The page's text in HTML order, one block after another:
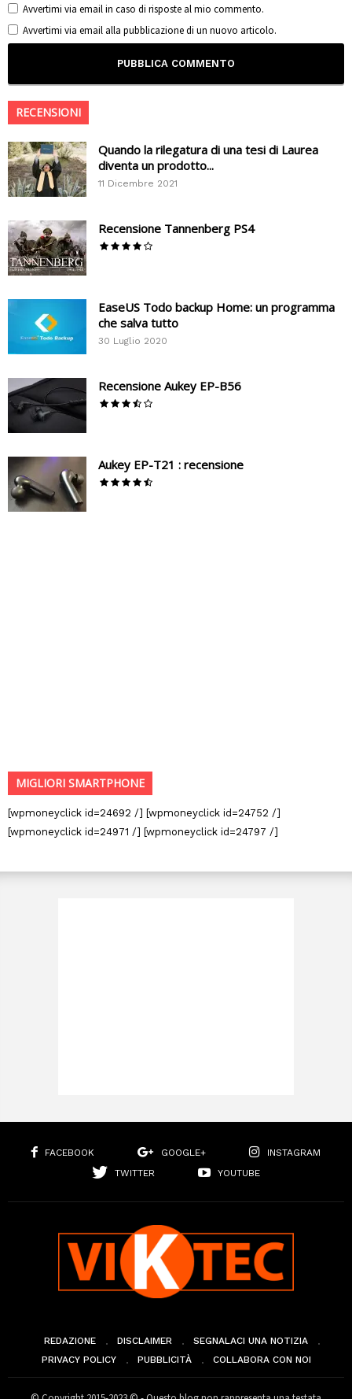
Avvertimi via email in caso di risposte al mio commento.
Avvertimi via email alla pubblicazione di un nuovo articolo.
RECENSIONI
Quando la rilegatura di una tesi di Laurea
diventa un prodotto...
11 Dicembre 2021
Recensione Tannenberg PS4
EaseUS Todo backup Home: un programma
che salva tutto
30 Luglio 2020
Recensione Aukey EP-B56
Aukey EP-T21 : recensione
MIGLIORI SMARTPHONE
[wpmoneyclick id=24692 /] [wpmoneyclick id=24752 /]
[wpmoneyclick id=24971 /] [wpmoneyclick id=24797 /]
FACEBOOK GOOGLE+
INSTAGRAM
TWITTER
YOUTUBE
REDAZIONE DISCLAIMER
SEGNALACI UNA NOTIZIA
PRIVACY POLICY
PUBBLICITÀ COLLABORA CON NOI